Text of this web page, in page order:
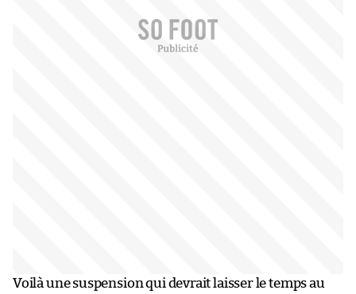
Voilà une suspension qui devrait laisser le temps au